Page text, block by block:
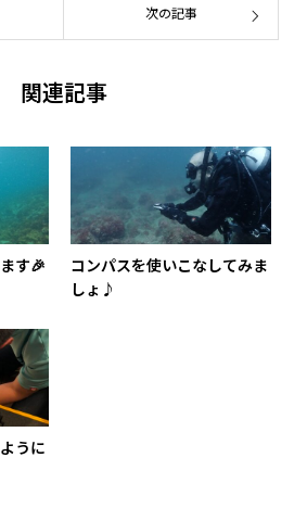
次の記事
関連記事
す🎉
コンパスを使いこなしてみま
しょ♪
うに